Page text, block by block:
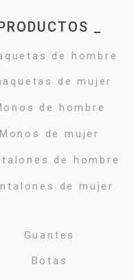
_
de hombre
de mujer
de hombre
Monos de mujer
de hombre
de mujer
Guantes
Botas